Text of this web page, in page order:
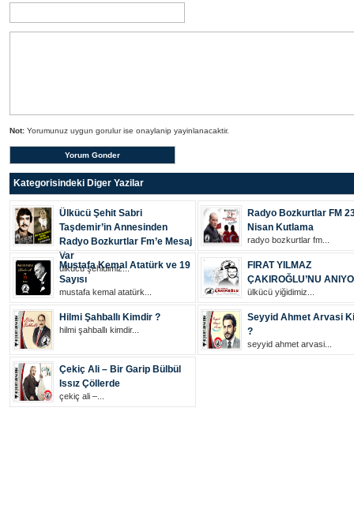
Not: Yorumunuz uygun gorulur ise onaylanip yayinlanacaktir.
Kategorisindeki Diger Yazilar
Ülkücü Şehit Sabri
Taşdemir’in Annesinden
Radyo Bozkurtlar Fm’e Mesaj
Var
ülkücü şehi̇di̇mi̇z...
Radyo Bozkurtlar FM
Nisan Kutlama
radyo bozkurtlar fm...
Mustafa Kemal Atatürk ve 19
Sayısı
mustafa kemal atatürk...
FIRAT YILMAZ
ÇAKIROĞLU’NU
ülkücü yiğidimiz...
Hilmi Şahballı Kimdir ?
hilmi şahballı kimdir...
Seyyid Ahmet Arvasi
?
seyyid ahmet arvasi...
Çekiç Ali – Bir Garip Bülbül
Issız Çöllerde
çekiç ali –...